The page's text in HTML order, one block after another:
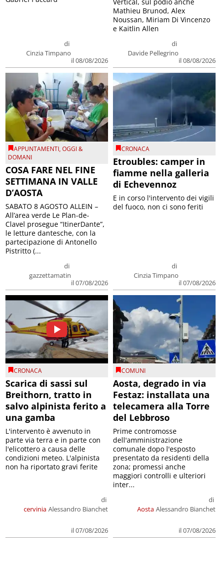
di
Cinzia Timpano
il 08/08/2026
di
Davide Pellegrino
il 08/08/2026
Mathieu Brunod, Alex
Noussan, Miriam Di Vincenzo
e Kaitlin Allen
APPUNTAMENTI,OGGI &
DOMANI
COSA FARE NEL FINE
SETTIMANA IN VALLE
D’AOSTA
di
gazzettamatin
il 07/08/2026
SABATO 8 AGOSTO ALLEIN –
All’area verde Le Plan-de-
Clavel prosegue “ItinerDante”,
le letture dantesche, con la
partecipazione di Antonello
Pistritto (...
CRONACA
Etroubles: camper in
fiamme nella galleria
di Echevennoz
di
Cinzia Timpano
il 07/08/2026
E in corso l'intervento dei vigili
del fuoco, non ci sono feriti
CRONACA
Scarica di sassi sul
Breithorn, tratto in
salvo alpinista ferito a
una gamba
cervinia
di
Alessandro Bianchet
il 07/08/2026
L'intervento è avvenuto in
parte via terra e in parte con
l'elicottero a causa delle
condizioni meteo. L'alpinista
non ha riportato gravi ferite
COMUNI
Aosta, degrado in via
Festaz: installata una
telecamera alla Torre
del Lebbroso
Aosta
di
Alessandro Bianchet
il 07/08/2026
Prime contromosse
dell'amministrazione
comunale dopo l'esposto
presentato da residenti della
zona; promessi anche
maggiori controlli e ulteriori
inter...